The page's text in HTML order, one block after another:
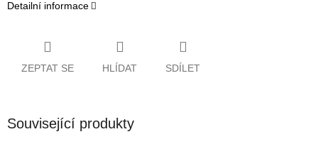
Detailní informace
ZEPTAT SE HLÍDAT SDÍLET
Související produkty